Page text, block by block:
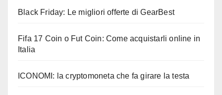
Black Friday: Le migliori offerte di GearBest
Fifa 17 Coin o Fut Coin: Come acquistarli online in
Italia
ICONOMI: la cryptomoneta che fa girare la testa